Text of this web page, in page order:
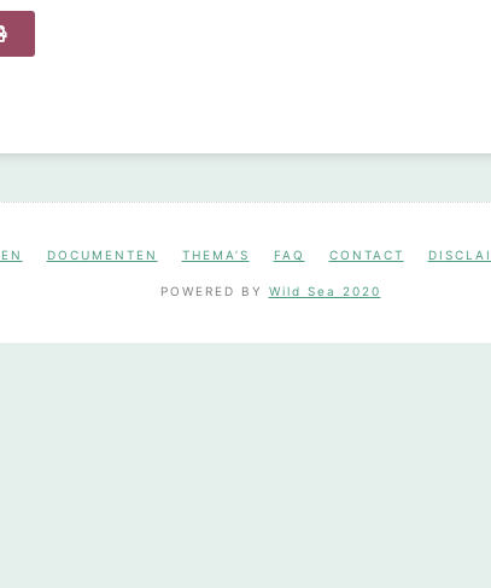
DOCUMENTEN THEMA’S FAQ CONTACT
POWERED BY Wild Sea 2020